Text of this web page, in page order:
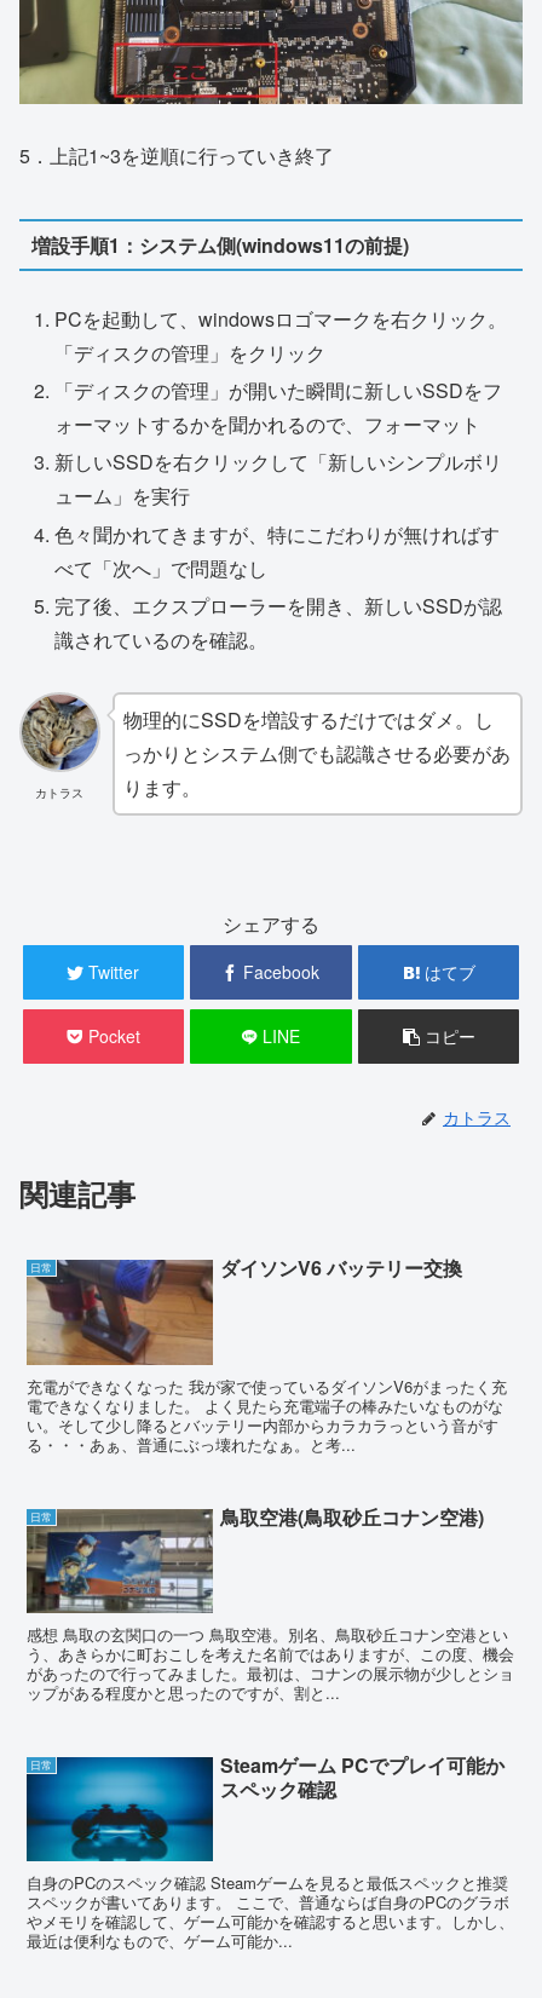
5．上記1~3を逆順に行っていき終了
増設手順1：システム側(windows11の前提)
PCを起動して、windowsロゴマークを右クリック。
「ディスクの管理」をクリック
「ディスクの管理」が開いた瞬間に新しいSSDをフ
ォーマットするかを聞かれるので、フォーマット
新しいSSDを右クリックして「新しいシンプルボリ
ューム」を実行
色々聞かれてきますが、特にこだわりが無ければす
べて「次へ」で問題なし
完了後、エクスプローラーを開き、新しいSSDが認
識されているのを確認。
カトラス
物理的にSSDを増設するだけではダメ。し
っかりとシステム側でも認識させる必要があ
ります。
シェアする
Twitter Facebook はてブ
Pocket LINE コピー
カトラス
関連記事
日常 ダイソンV6 バッテリー交換
充電ができなくなった 我が家で使っているダイソンV6がまったく充
電できなくなりました。 よく見たら充電端子の棒みたいなものがな
い。そして少し降るとバッテリー内部からカラカラっという音がす
る・・・あぁ、普通にぶっ壊れたなぁ。と考...
日常 鳥取空港(鳥取砂丘コナン空港)
感想 鳥取の玄関口の一つ 鳥取空港。別名、鳥取砂丘コナン空港とい
う、あきらかに町おこしを考えた名前ではありますが、この度、機会
があったので行ってみました。最初は、コナンの展示物が少しとショ
ップがある程度かと思ったのですが、割と...
日常
Steamゲーム PCでプレイ可能か
スペック確認
自身のPCのスペック確認 Steamゲームを見ると最低スペックと推奨
スペックが書いてあります。 ここで、普通ならば自身のPCのグラボ
やメモリを確認して、ゲーム可能かを確認すると思います。しかし、
最近は便利なもので、ゲーム可能か...